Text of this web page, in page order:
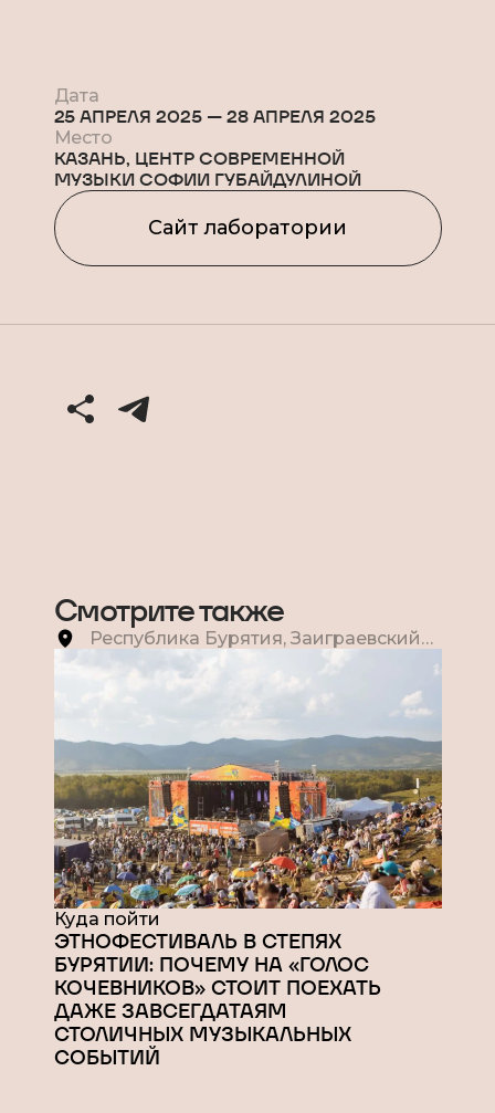
Дата
25 АПРЕЛЯ 2025 —28 АПРЕЛЯ 2025
Место
КАЗАНЬ, ЦЕНТР СОВРЕМЕННОЙ
МУЗЫКИ СОФИИ ГУБАЙДУЛИНОЙ
Сайт лаборатории
Смотрите также
Республика Бурятия, Заиграевский
район, Турбаза «Асагад. Степной
кочевник»
Куда пойти
ЭТНОФЕСТИВАЛЬ В СТЕПЯХ
БУРЯТИИ: ПОЧЕМУ НА «ГОЛОС
КОЧЕВНИКОВ» СТОИТ ПОЕХАТЬ
ДАЖЕ ЗАВСЕГДАТАЯМ
СТОЛИЧНЫХ МУЗЫКАЛЬНЫХ
СОБЫТИЙ